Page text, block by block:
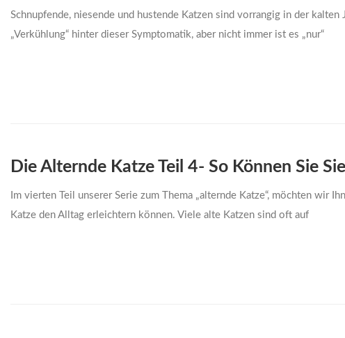
Schnupfende, niesende und hustende Katzen sind vorrangig in der
„Verkühlung“ hinter dieser Symptomatik, aber nicht immer ist es „nur“
Die Alternde Katze Teil 4- So Können Sie
Im vierten Teil unserer Serie zum Thema „alternde Katze“, möchten wir
Katze den Alltag erleichtern können. Viele alte Katzen sind oft auf